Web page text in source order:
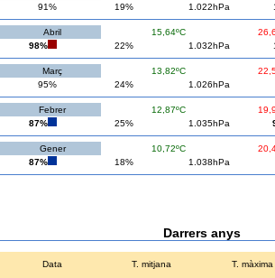
91%
19% 1.022hPa
Abril 15,64ºC
98%
22% 1.032hPa
Març 13,82ºC
95%
24% 1.026hPa
Febrer 12,87ºC
87%
25% 1.035hPa
Gener 10,72ºC
87%
18% 1.038hPa
Darrers anys
Data T. mitjana T. màxima